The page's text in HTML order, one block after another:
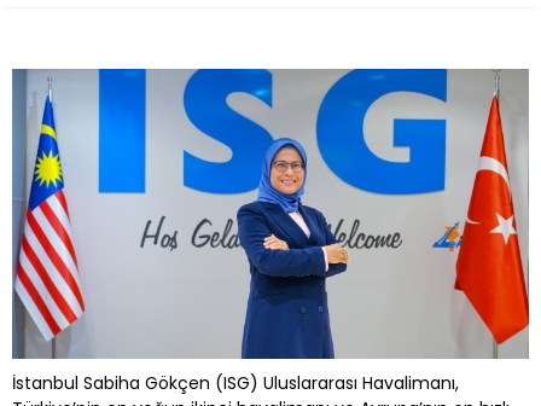
İstanbul Sabiha Gökçen (ISG) Uluslararası Havalimanı,